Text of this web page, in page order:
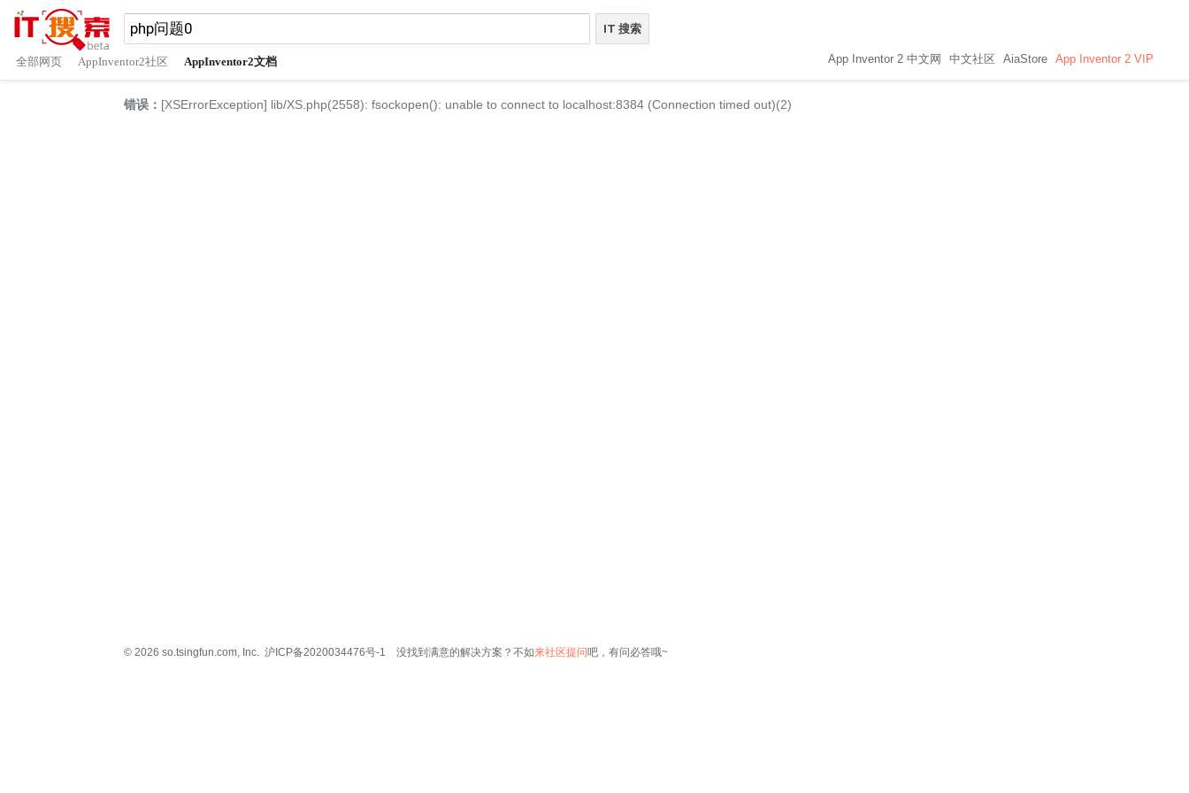
App Inventor 2 中文网 中文社区 AiaStore App Inventor 2 VIP
全部网页 AppInventor2社区 AppInventor2文档
错误： [XSErrorException] lib/XS.php(2558): fsockopen(): unable to connect to localhost:8384 (Connection timed out)(2)
© 2026 so.tsingfun.com, Inc. 沪ICP备2020034476号-1 没找到满意的解决方案？不如来社区提问吧，有问必答哦~